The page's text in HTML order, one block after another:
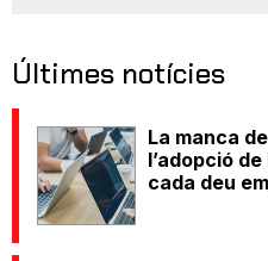
Últimes notícies
La manca
l’adopció
cada deu